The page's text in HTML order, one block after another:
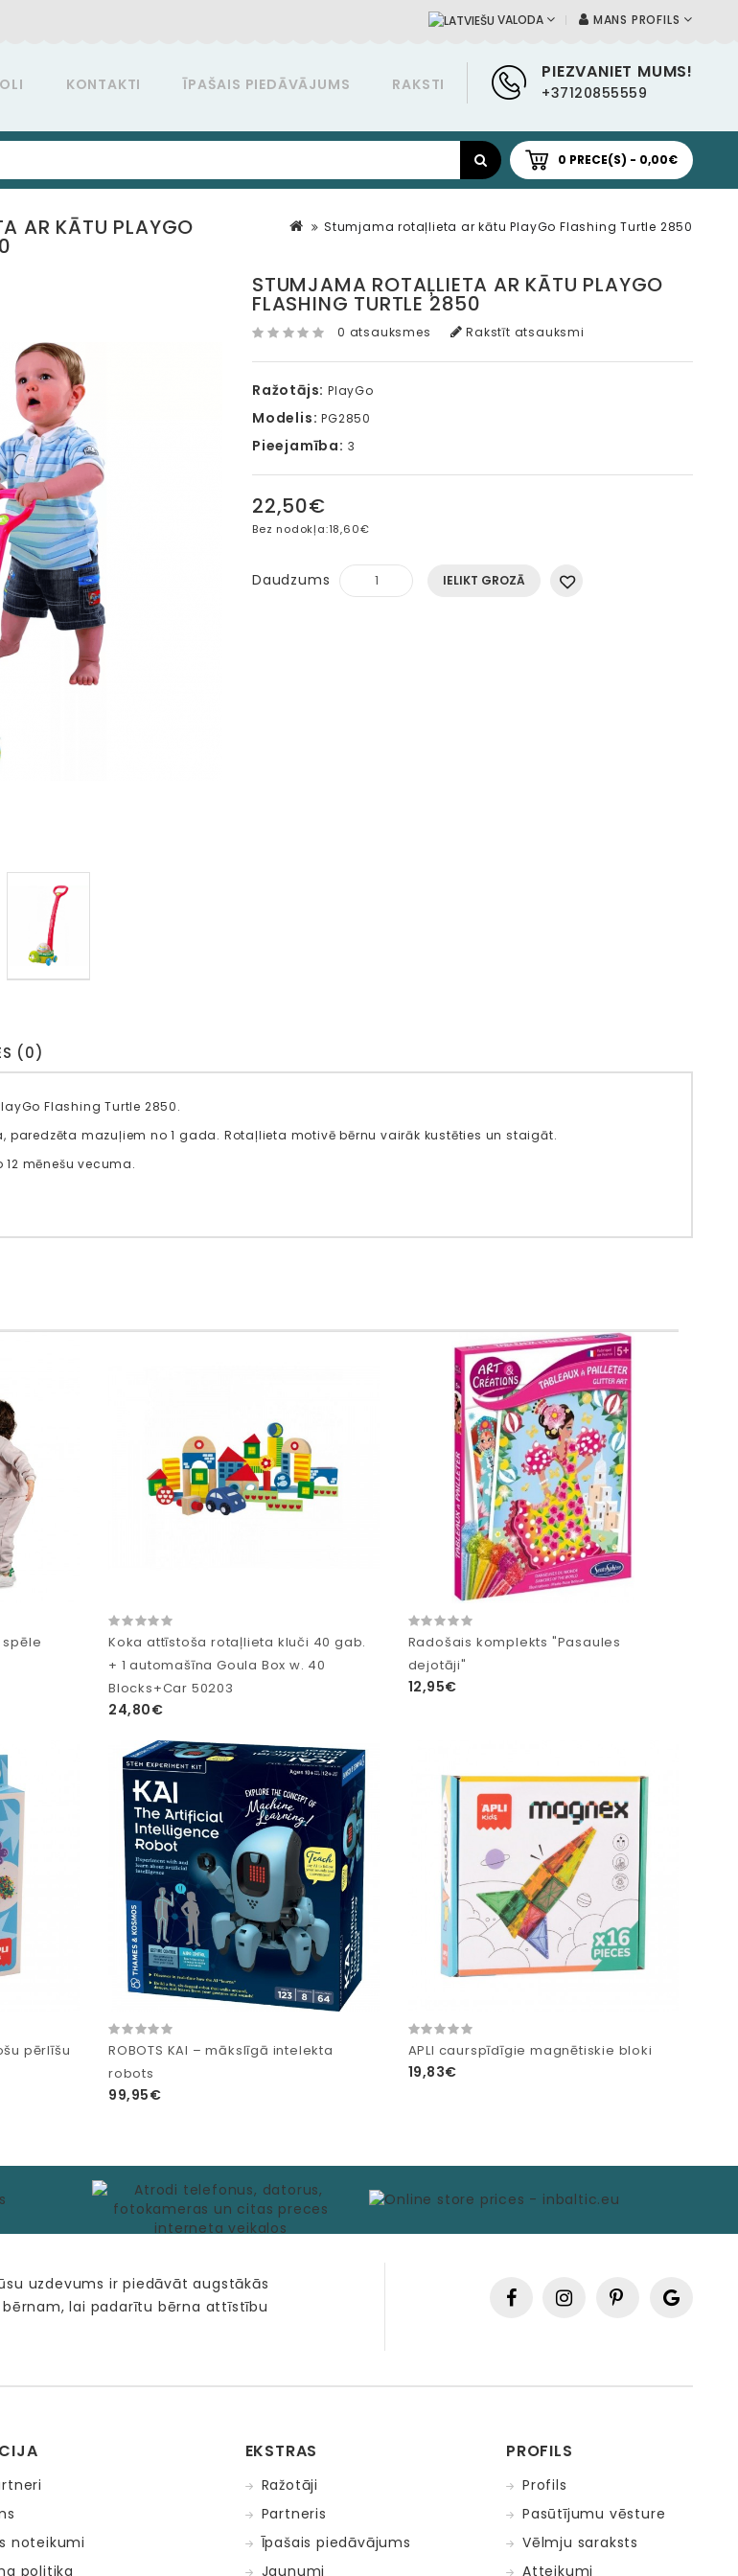
MANS PROFILS
VALODA
PIEZVANIET MUMS!
+37120855559
KONTAKTI ĪPAŠAIS PIEDĀVĀJUMS RAKSTI
0 PRECE(S) - 0,00€
Stumjama rotaļlieta ar kātu PlayGo Flashing Turtle 2850
AR KĀTU PLAYGO
STUMJAMA ROTAĻLIETA AR KĀTU PLAYGO
FLASHING TURTLE 2850
0 atsauksmes Rakstīt atsauksmi
Ražotājs: PlayGo
Modelis: PG2850
Pieejamība: 3
22,50€
Bez nodokļa:18,60€
Daudzums IELIKT GROZĀ
(0)
Flashing Turtle 2850.
mazuļiem no 1 gada. Rotaļlieta motivē bērnu vairāk kustēties un staigāt.
mēnešu vecuma.
Koka attīstoša rotaļlieta kluči 40 gab.
+ 1 automašīna Goula Box w. 40
Blocks+Car 50203
24,80€
Radošais komplekts "Pasaules
dejotāji"
12,95€
pērlīšu
ROBOTS KAI – mākslīgā intelekta
robots
99,95€
APLI caurspīdīgie magnētiskie bloki
19,83€
uzdevums ir piedāvāt augstākās
lai padarītu bērna attīstību
noteikumi
politika
EKSTRAS
Ražotāji
Partneris
Īpašais piedāvājums
Jaunumi
PROFILS
Profils
Pasūtījumu vēsture
Vēlmju saraksts
Atteikumi